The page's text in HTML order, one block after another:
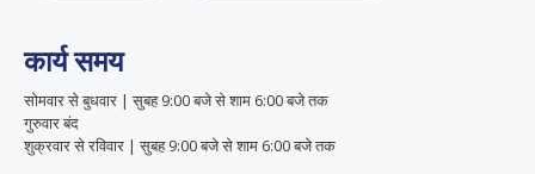
कार्य समय
सोमवार से बुधवार | सुबह 9:00 बजे से शाम 6:00 बजे तक
गुरुवार बंद
शुक्रवार से रविवार | सुबह 9:00 बजे से शाम 6:00 बजे तक